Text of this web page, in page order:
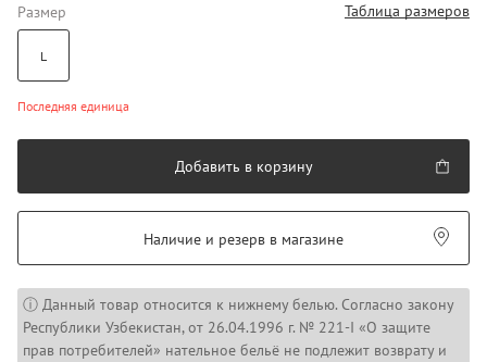
Размер Таблица размеров
L
Последняя единица
Добавить в корзину
Наличие и резерв в магазине
ⓘ Данный товар относится к нижнему белью. Согласно закону
Республики Узбекистан, от 26.04.1996 г. № 221-I «О защите
прав потребителей» нательное бельё не подлежит возврату и